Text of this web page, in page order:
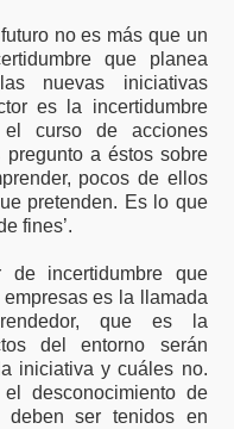
no es más que un
que planea
nuevas iniciativas
es la incertidumbre
curso de acciones
pregunto a éstos sobre
pocos de ellos
pretenden. Es lo que
fines’.
incertidumbre que
es la llamada
que es la
del entorno serán
iniciativa y cuáles no.
desconocimiento de
deben ser tenidos en